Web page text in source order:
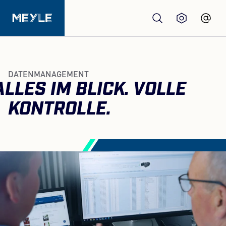
Qualität
Großhandel
Über Uns
DATENMANAGEMENT
IM BLICK. VOLLE
KONTROLLE.